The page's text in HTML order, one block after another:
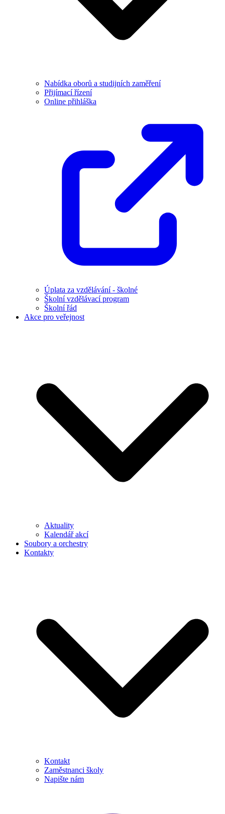
Nabídka oborů a studijních zaměření
Přijímací řízení
Online přihláška
Úplata za vzdělávání - školné
Školní vzdělávací program
Školní řád
Akce pro veřejnost
Aktuality
Kalendář akcí
Soubory a orchestry
Kontakty
Kontakt
Zaměstnanci školy
Napište nám